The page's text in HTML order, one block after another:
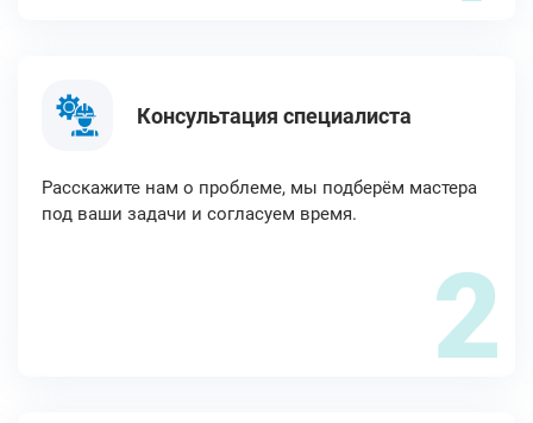
Консультация специалиста
Расскажите нам о проблеме, мы подберём мастера
под ваши задачи и согласуем время.
2